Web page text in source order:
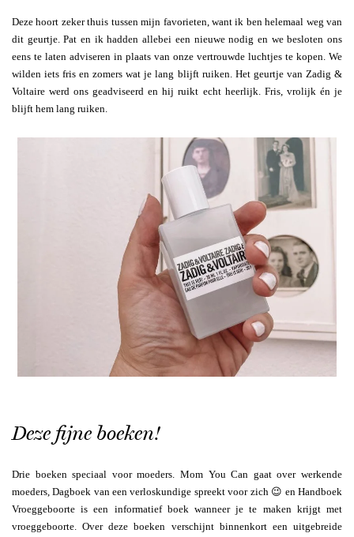
Deze hoort zeker thuis tussen mijn favorieten, want ik ben helemaal weg van
dit geurtje. Pat en ik hadden allebei een nieuwe nodig en we besloten ons
eens te laten adviseren in plaats van onze vertrouwde luchtjes te kopen. We
wilden iets fris en zomers wat je lang blijft ruiken. Het geurtje van Zadig &
Voltaire werd ons geadviseerd en hij ruikt echt heerlijk. Fris, vrolijk én je
blijft hem lang ruiken.
Deze fijne boeken!
Drie boeken speciaal voor moeders. Mom You Can gaat over werkende
moeders, Dagboek van een verloskundige spreekt voor zich 😉 en Handboek
Vroeggeboorte is een informatief boek wanneer je te maken krijgt met
vroeggeboorte. Over deze boeken verschijnt binnenkort een uitgebreide